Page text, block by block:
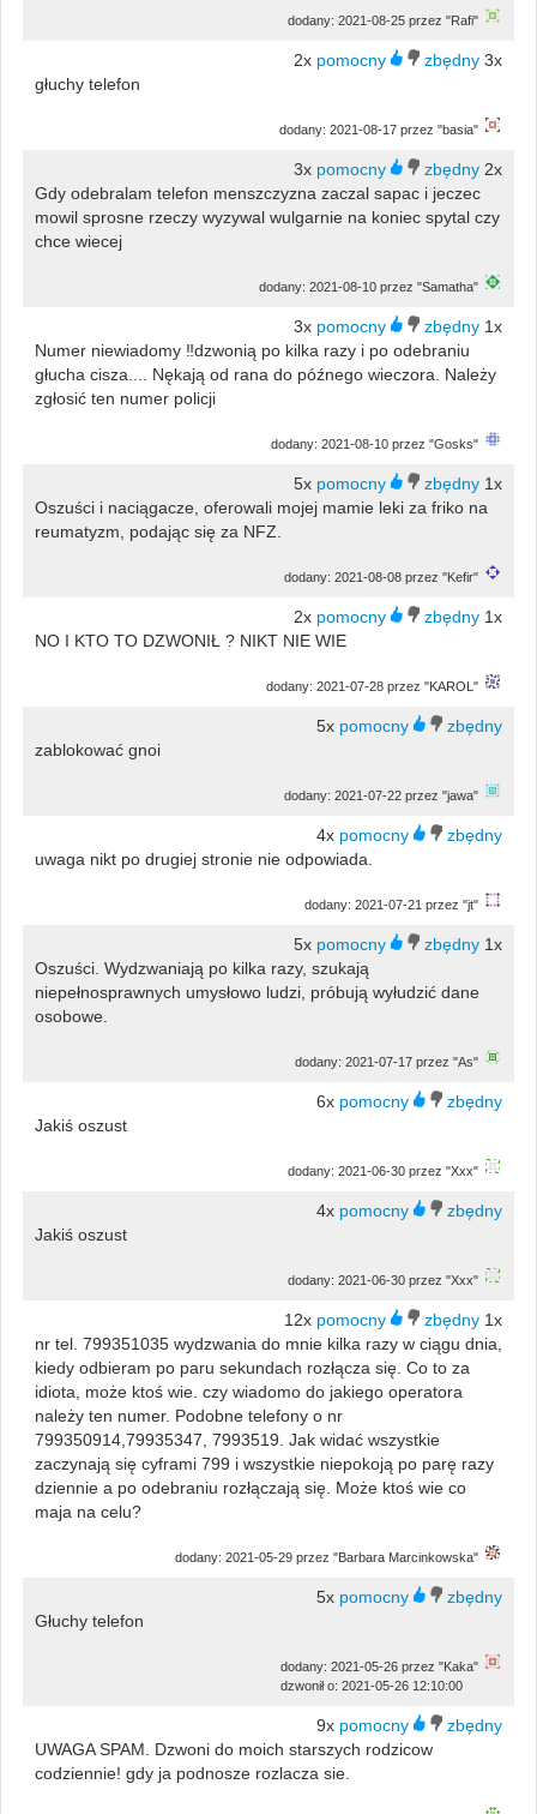
dodany: 2021-08-25 przez "Rafi"
2x
3x
głuchy telefon
dodany: 2021-08-17 przez "basia"
3x
2x
Gdy odebralam telefon menszczyzna zaczal sapac i jeczec
mowil sprosne rzeczy wyzywal wulgarnie na koniec spytal czy
chce wiecej
dodany: 2021-08-10 przez "Samatha"
3x
1x
Numer niewiadomy ‼️dzwonią po kilka razy i po odebraniu
głucha cisza.... Nękają od rana do późnego wieczora. Należy
zgłosić ten numer policji
dodany: 2021-08-10 przez "Gosks"
5x
1x
Oszuści i naciągacze, oferowali mojej mamie leki za friko na
reumatyzm, podając się za NFZ.
dodany: 2021-08-08 przez "Kefir"
2x
1x
NO I KTO TO DZWONIŁ ? NIKT NIE WIE
dodany: 2021-07-28 przez "KAROL"
5x
zablokować gnoi
dodany: 2021-07-22 przez "jawa"
4x
uwaga nikt po drugiej stronie nie odpowiada.
dodany: 2021-07-21 przez "jt"
5x
1x
Oszuści. Wydzwaniają po kilka razy, szukają
niepełnosprawnych umysłowo ludzi, próbują wyłudzić dane
osobowe.
dodany: 2021-07-17 przez "As"
6x
Jakiś oszust
dodany: 2021-06-30 przez "Xxx"
4x
Jakiś oszust
dodany: 2021-06-30 przez "Xxx"
12x
1x
nr tel. 799351035 wydzwania do mnie kilka razy w ciągu dnia,
kiedy odbieram po paru sekundach rozłącza się. Co to za
idiota, może ktoś wie. czy wiadomo do jakiego operatora
należy ten numer. Podobne telefony o nr
799350914,79935347, 7993519. Jak widać wszystkie
zaczynają się cyframi 799 i wszystkie niepokoją po parę razy
dziennie a po odebraniu rozłączają się. Może ktoś wie co
maja na celu?
dodany: 2021-05-29 przez "Barbara Marcinkowska"
5x
Głuchy telefon
dodany: 2021-05-26 przez "Kaka"
dzwonił o: 2021-05-26 12:10:00
9x
UWAGA SPAM. Dzwoni do moich starszych rodzicow
codziennie! gdy ja podnosze rozlacza sie.